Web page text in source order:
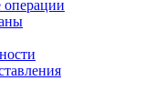
операции